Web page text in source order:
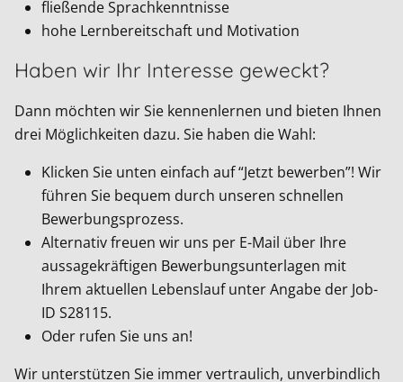
fließende Sprachkenntnisse
hohe Lernbereitschaft und Motivation
Haben wir Ihr Interesse geweckt?
Dann möchten wir Sie kennenlernen und bieten Ihnen
drei Möglichkeiten dazu. Sie haben die Wahl:
Klicken Sie unten einfach auf “Jetzt bewerben”! Wir
führen Sie bequem durch unseren schnellen
Bewerbungsprozess.
Alternativ freuen wir uns per E-Mail über Ihre
aussagekräftigen Bewerbungsunterlagen mit
Ihrem aktuellen Lebenslauf unter Angabe der Job-
ID S28115.
Oder rufen Sie uns an!
Wir unterstützen Sie immer vertraulich, unverbindlich